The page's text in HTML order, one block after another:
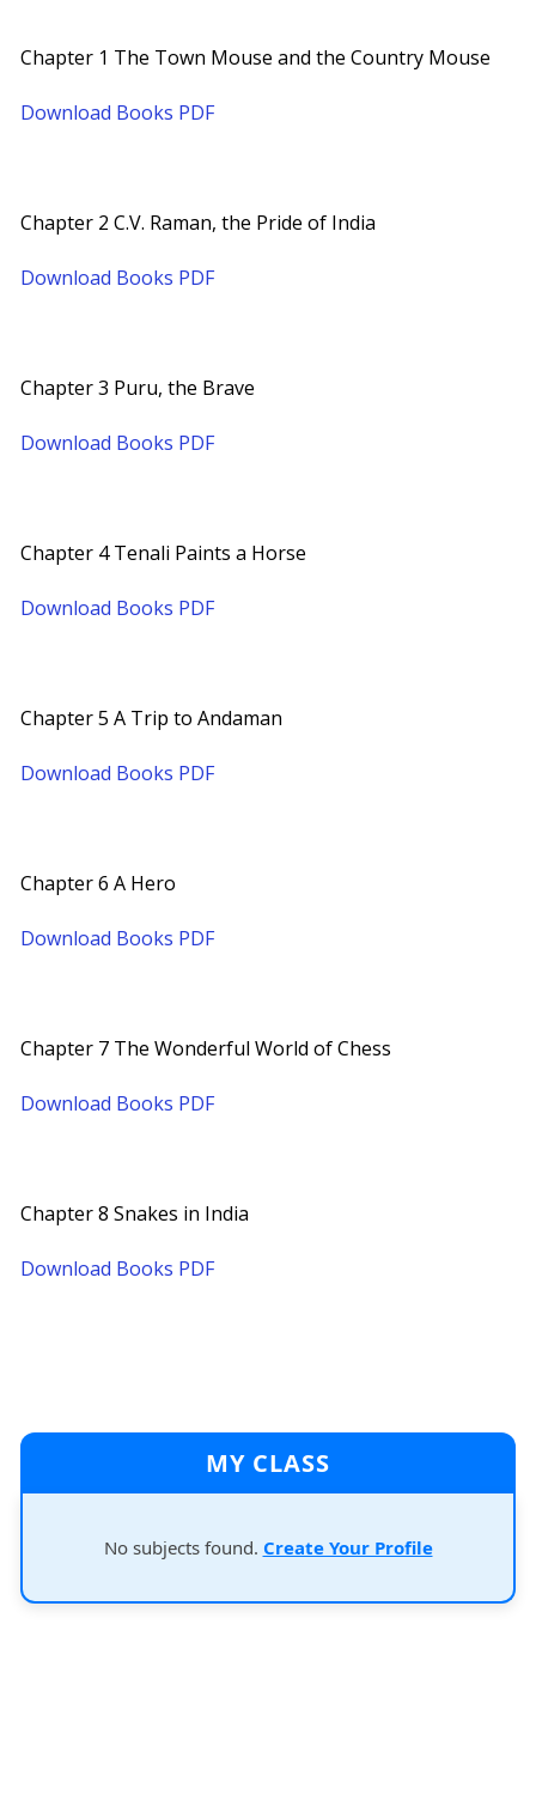
Chapter 1 The Town Mouse and the Country Mouse
Download Books PDF
Chapter 2 C.V. Raman, the Pride of India
Download Books PDF
Chapter 3 Puru, the Brave
Download Books PDF
Chapter 4 Tenali Paints a Horse
Download Books PDF
Chapter 5 A Trip to Andaman
Download Books PDF
Chapter 6 A Hero
Download Books PDF
Chapter 7 The Wonderful World of Chess
Download Books PDF
Chapter 8 Snakes in India
Download Books PDF
MY CLASS
No subjects found. Create Your Profile